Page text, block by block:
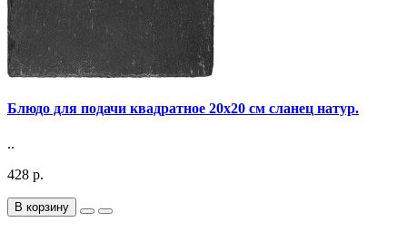
Блюдо для подачи квадратное 20х20 см сланец натур.
..
428 р.
В корзину